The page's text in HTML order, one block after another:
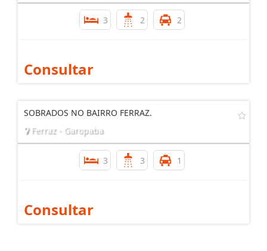
3 2 2
Consultar
SOBRADOS NO BAIRRO FERRAZ.
Ferraz - Garopaba
3 3 1
Consultar